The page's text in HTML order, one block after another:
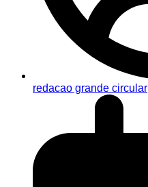
redacao grande circular